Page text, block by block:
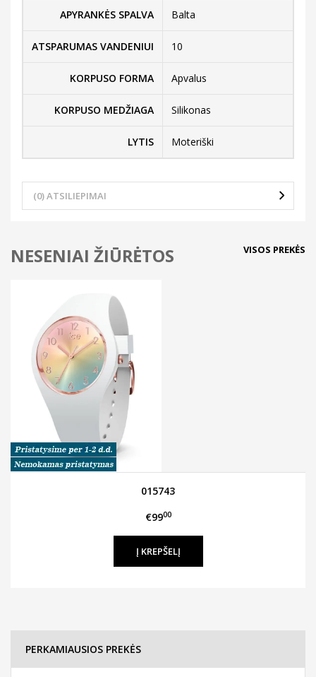
APYRANKĖS SPALVA Balta
ATSPARUMAS VANDENIUI 10
KORPUSO FORMA Apvalus
KORPUSO MEDŽIAGA Silikonas
LYTIS Moteriški
(0) ATSILIEPIMAI
NESENIAI ŽIŪRĖTOS VISOS PREKĖS
015743
€9900
PERKAMIAUSIOS PREKĖS